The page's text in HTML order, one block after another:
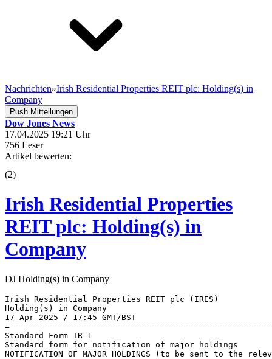
Nachrichten»Irish Residential Properties REIT plc: Holding(s) in
Company
Push Mitteilungen
Dow Jones News
17.04.2025 19:21 Uhr
756 Leser
Artikel bewerten:
(2)
Irish Residential Properties
REIT plc: Holding(s) in
Company
DJ Holding(s) in Company
Irish Residential Properties REIT plc (IRES)
Holding(s) in Company
17-Apr-2025 / 17:45 GMT/BST
Standard Form TR-1
Standard form for notification of major holdings
NOTIFICATION OF MAJOR HOLDINGS (to be sent to